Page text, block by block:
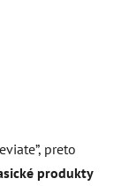
preto
produkty